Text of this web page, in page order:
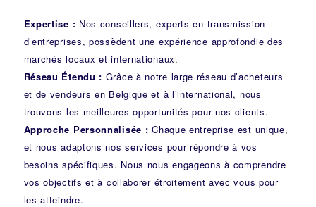
Expertise : Nos conseillers, experts en transmission
d’entreprises, possèdent une expérience approfondie des
marchés locaux et internationaux.
Réseau Étendu : Grâce à notre large réseau d’acheteurs
et de vendeurs en Belgique et à l’international, nous
trouvons les meilleures opportunités pour nos clients.
Approche Personnalisée : Chaque entreprise est unique,
et nous adaptons nos services pour répondre à vos
besoins spécifiques. Nous nous engageons à comprendre
vos objectifs et à collaborer étroitement avec vous pour
les atteindre.